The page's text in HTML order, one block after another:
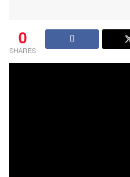
0
SHARES